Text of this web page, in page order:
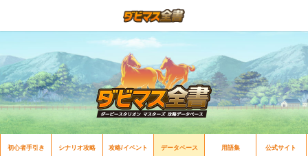
初心者手引き シナリオ攻略 攻略/イベント データベース 用語集 公式サイト